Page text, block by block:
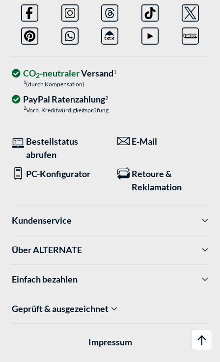
CO2-neutralerVersand1
1(durch Kompensation)
PayPal Ratenzahlung2
2Vorb. Kreditwürdigkeitsprüfung
Bestellstatus
abrufen
E-Mail
PC-Konfigurator
Retoure &
Reklamation
Kundenservice
Über ALTERNATE
Einfach bezahlen
Geprüft & ausgezeichnet
Impressum